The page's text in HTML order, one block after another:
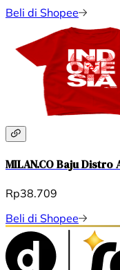
Beli di Shopee
MILAN.CO Baju Distro
Rp38.709
Beli di Shopee